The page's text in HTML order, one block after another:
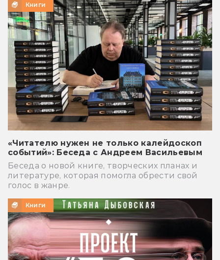
Книги
«Читателю нужен не только калейдоскоп
событий»: Беседа с Андреем Васильевым
Беседа о новой книге, творческих планах и
литературе, которая помогла обрести свой
голос в жанре.
Книги